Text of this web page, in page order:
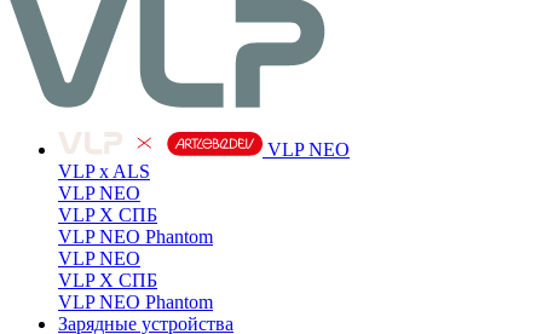
VLP NEO
VLP x ALS
VLP NEO
VLP X СПБ
VLP NEO Phantom
VLP NEO
VLP X СПБ
VLP NEO Phantom
Зарядные устройства